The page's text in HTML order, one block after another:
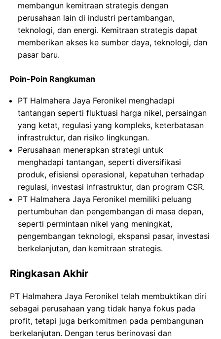
membangun kemitraan strategis dengan
perusahaan lain di industri pertambangan,
teknologi, dan energi. Kemitraan strategis dapat
memberikan akses ke sumber daya, teknologi, dan
pasar baru.
Poin-Poin Rangkuman
PT Halmahera Jaya Feronikel menghadapi
tantangan seperti fluktuasi harga nikel, persaingan
yang ketat, regulasi yang kompleks, keterbatasan
infrastruktur, dan risiko lingkungan.
Perusahaan menerapkan strategi untuk
menghadapi tantangan, seperti diversifikasi
produk, efisiensi operasional, kepatuhan terhadap
regulasi, investasi infrastruktur, dan program CSR.
PT Halmahera Jaya Feronikel memiliki peluang
pertumbuhan dan pengembangan di masa depan,
seperti permintaan nikel yang meningkat,
pengembangan teknologi, ekspansi pasar, investasi
berkelanjutan, dan kemitraan strategis.
Ringkasan Akhir
PT Halmahera Jaya Feronikel telah membuktikan diri
sebagai perusahaan yang tidak hanya fokus pada
profit, tetapi juga berkomitmen pada pembangunan
berkelanjutan. Dengan terus berinovasi dan